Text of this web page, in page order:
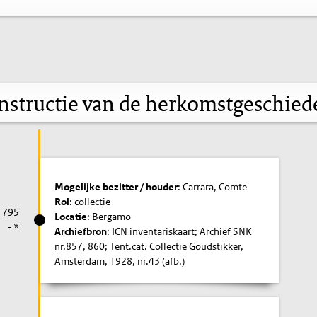
van de
- *
Mogelijke bezitter / houder: Carrara, Comte
Rol: collectie
Locatie: Bergamo
Archiefbron: ICN inventariskaart; Archief SNK
nr.857, 860; Tent.cat. Collectie Goudstikker,
Amsterdam, 1928, nr.43 (afb.)